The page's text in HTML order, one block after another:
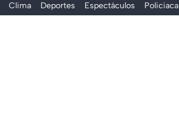
Clima Deportes Espectáculos Policiaca